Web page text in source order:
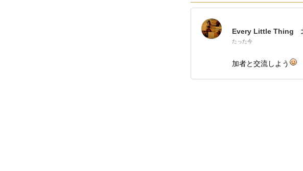
Every Little Thing
たった今
加者と交流しよう